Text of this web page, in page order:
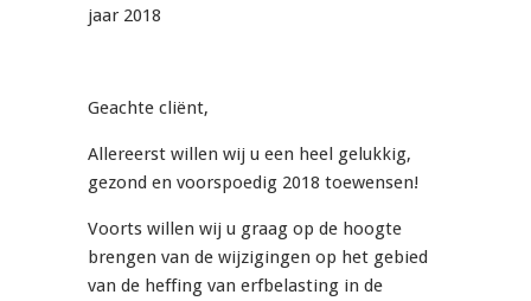
jaar 2018
Geachte cliënt,
Allereerst willen wij u een heel gelukkig,
gezond en voorspoedig 2018 toewensen!
Voorts willen wij u graag op de hoogte
brengen van de wijzigingen op het gebied
van de heffing van erfbelasting in de